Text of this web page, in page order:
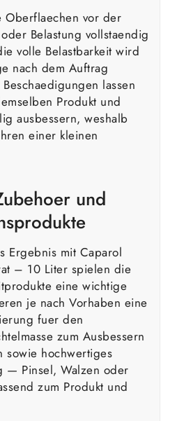
Oberflaechen vor der
Belastung vollstaendig
volle Belastbarkeit wird
nach dem Auftrag
lassen
Produkt und
ausbessern, weshalb
einer kleinen
und
Ergebnis mit Caparol
– 10 Liter spielen die
eine wichtige
je nach Vorhaben eine
fuer den
zum Ausbessern
sowie hochwertiges
— Pinsel, Walzen oder
zum Produkt und